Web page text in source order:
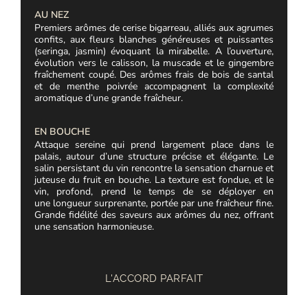
AU NEZ
Premiers arômes de cerise bigarreau, alliés aux agrumes
confits, aux fleurs blanches généreuses et puissantes
(seringa, jasmin) évoquant la mirabelle. A l’ouverture,
évolution vers le calisson, la muscade et le gingembre
fraîchement coupé. Des arômes frais de bois de santal
et de menthe poivrée accompagnent la complexité
aromatique d’une grande fraîcheur.
EN BOUCHE
Attaque sereine qui prend largement place dans le
palais,autour d’une structure précise et élégante. Le
salin persistant du vin rencontre la sensation charnue et
juteuse du fruit en bouche. La texture est fondue, et le
vin, profond, prend le temps de se déployer en
une longueur surprenante, portée par une fraîcheur fine.
Grande fidélité des saveurs aux arômes du nez, offrant
une sensation harmonieuse.
L'ACCORD PARFAIT